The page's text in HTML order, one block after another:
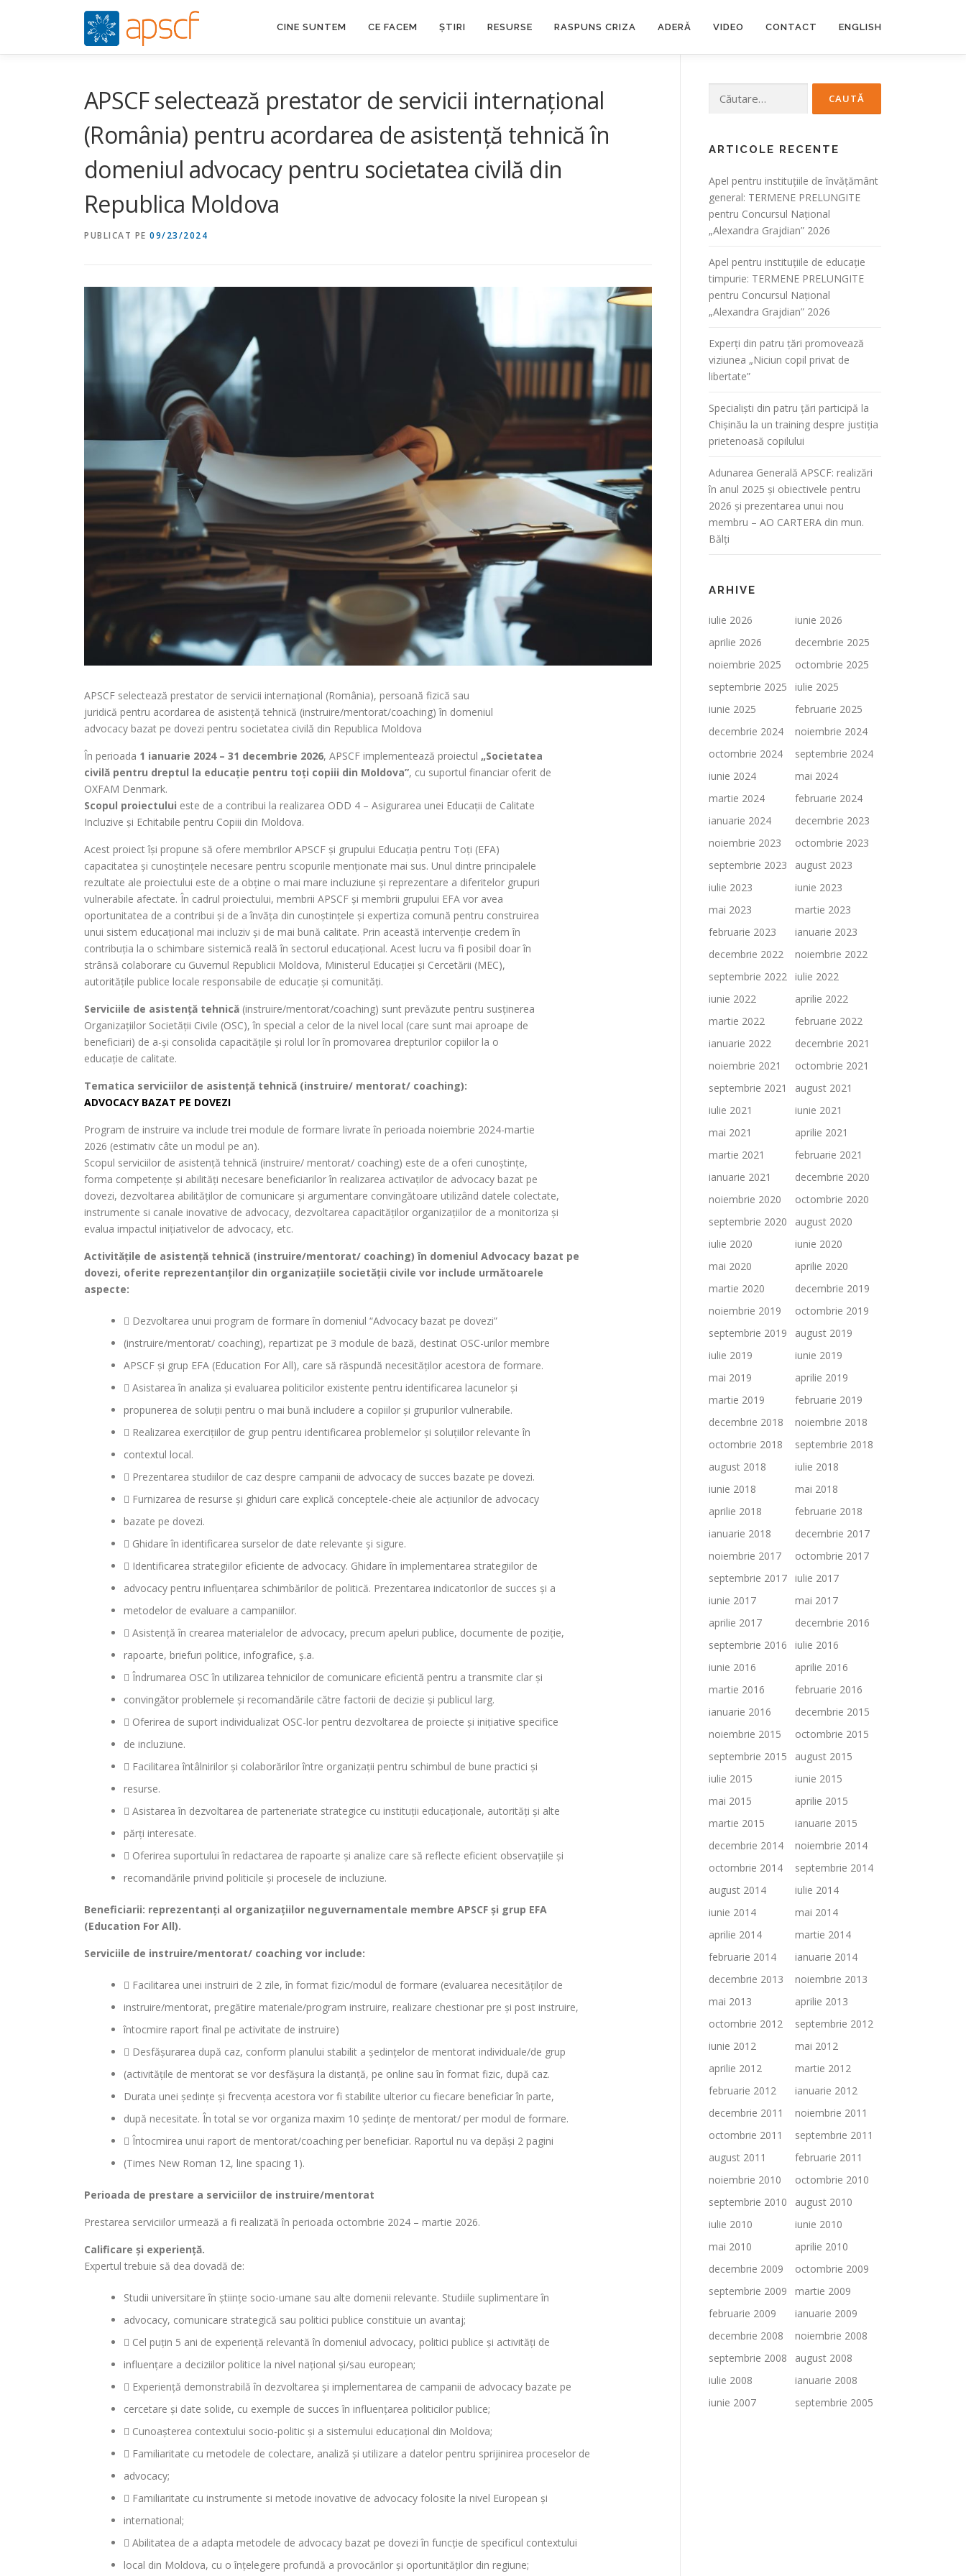
CINE SUNTEM CE FACEM ȘTIRI RESURSE RASPUNS CRIZA ADERĂ VIDEO CONTACT ENGLISH
APSCF selectează prestator de servicii internațional
(România) pentru acordarea de asistență tehnică în
domeniul advocacy pentru societatea civilă din
Republica Moldova
PUBLICAT PE 09/23/2024
APSCF selectează prestator de servicii internațional (România), persoană fizică sau
juridică pentru acordarea de asistență tehnică (instruire/mentorat/coaching) în domeniul
advocacy bazat pe dovezi pentru societatea civilă din Republica Moldova
În perioada 1 ianuarie 2024 – 31 decembrie 2026, APSCF implementează proiectul „Societatea
civilă pentru dreptul la educație pentru toți copiii din Moldova”, cu suportul financiar oferit de
OXFAM Denmark.
Scopul proiectului este de a contribui la realizarea ODD 4 – Asigurarea unei Educații de Calitate
Incluzive și Echitabile pentru Copiii din Moldova.
Acest proiect își propune să ofere membrilor APSCF și grupului Educația pentru Toți (EFA)
capacitatea și cunoștințele necesare pentru scopurile menționate mai sus. Unul dintre principalele
rezultate ale proiectului este de a obține o mai mare incluziune și reprezentare a diferitelor grupuri
vulnerabile afectate. În cadrul proiectului, membrii APSCF și membrii grupului EFA vor avea
oportunitatea de a contribui și de a învăța din cunoștințele și expertiza comună pentru construirea
unui sistem educațional mai incluziv și de mai bună calitate. Prin această intervenție credem în
contribuția la o schimbare sistemică reală în sectorul educațional. Acest lucru va fi posibil doar în
strânsă colaborare cu Guvernul Republicii Moldova, Ministerul Educației și Cercetării (MEC),
autoritățile publice locale responsabile de educație și comunități.
Serviciile de asistență tehnică (instruire/mentorat/coaching) sunt prevăzute pentru susținerea
Organizațiilor Societății Civile (OSC), în special a celor de la nivel local (care sunt mai aproape de
beneficiari) de a-și consolida capacitățile și rolul lor în promovarea drepturilor copiilor la o
educație de calitate.
Tematica serviciilor de asistență tehnică (instruire/ mentorat/ coaching):
ADVOCACY BAZAT PE DOVEZI
Program de instruire va include trei module de formare livrate în perioada noiembrie 2024-martie
2026 (estimativ câte un modul pe an).
Scopul serviciilor de asistență tehnică (instruire/ mentorat/ coaching) este de a oferi cunoștințe,
forma competențe și abilități necesare beneficiarilor în realizarea activaților de advocacy bazat pe
dovezi, dezvoltarea abilităților de comunicare și argumentare convingătoare utilizând datele colectate,
instrumente si canale inovative de advocacy, dezvoltarea capacităților organizațiilor de a monitoriza și
evalua impactul inițiativelor de advocacy, etc.
Activitățile de asistență tehnică (instruire/mentorat/ coaching) în domeniul Advocacy bazat pe
dovezi, oferite reprezentanților din organizațiile societății civile vor include următoarele
aspecte:
 Dezvoltarea unui program de formare în domeniul “Advocacy bazat pe dovezi”
(instruire/mentorat/ coaching), repartizat pe 3 module de bază, destinat OSC-urilor membre
APSCF și grup EFA (Education For All), care să răspundă necesităților acestora de formare.
 Asistarea în analiza și evaluarea politicilor existente pentru identificarea lacunelor și
propunerea de soluții pentru o mai bună includere a copiilor și grupurilor vulnerabile.
 Realizarea exercițiilor de grup pentru identificarea problemelor și soluțiilor relevante în
contextul local.
 Prezentarea studiilor de caz despre campanii de advocacy de succes bazate pe dovezi.
 Furnizarea de resurse și ghiduri care explică conceptele-cheie ale acțiunilor de advocacy
bazate pe dovezi.
 Ghidare în identificarea surselor de date relevante și sigure.
 Identificarea strategiilor eficiente de advocacy. Ghidare în implementarea strategiilor de
advocacy pentru influențarea schimbărilor de politică. Prezentarea indicatorilor de succes și a
metodelor de evaluare a campaniilor.
 Asistență în crearea materialelor de advocacy, precum apeluri publice, documente de poziție,
rapoarte, briefuri politice, infografice, ș.a.
 Îndrumarea OSC în utilizarea tehnicilor de comunicare eficientă pentru a transmite clar și
convingător problemele și recomandările către factorii de decizie și publicul larg.
 Oferirea de suport individualizat OSC-lor pentru dezvoltarea de proiecte și inițiative specifice
de incluziune.
 Facilitarea întâlnirilor și colaborărilor între organizații pentru schimbul de bune practici și
resurse.
 Asistarea în dezvoltarea de parteneriate strategice cu instituții educaționale, autorități și alte
părți interesate.
 Oferirea suportului în redactarea de rapoarte și analize care să reflecte eficient observațiile și
recomandările privind politicile și procesele de incluziune.
Beneficiarii: reprezentanți al organizațiilor neguvernamentale membre APSCF și grup EFA
(Education For All).
Serviciile de instruire/mentorat/ coaching vor include:
 Facilitarea unei instruiri de 2 zile, în format fizic/modul de formare (evaluarea necesităților de
instruire/mentorat, pregătire materiale/program instruire, realizare chestionar pre și post instruire,
întocmire raport final pe activitate de instruire)
 Desfășurarea după caz, conform planului stabilit a ședințelor de mentorat individuale/de grup
(activitățile de mentorat se vor desfășura la distanță, pe online sau în format fizic, după caz.
Durata unei ședințe și frecvența acestora vor fi stabilite ulterior cu fiecare beneficiar în parte,
după necesitate. În total se vor organiza maxim 10 ședințe de mentorat/ per modul de formare.
 Întocmirea unui raport de mentorat/coaching per beneficiar. Raportul nu va depăși 2 pagini
(Times New Roman 12, line spacing 1).
Perioada de prestare a serviciilor de instruire/mentorat
Prestarea serviciilor urmează a fi realizată în perioada octombrie 2024 – martie 2026.
Calificare și experiență.
Expertul trebuie să dea dovadă de:
Studii universitare în științe socio-umane sau alte domenii relevante. Studiile suplimentare în
advocacy, comunicare strategică sau politici publice constituie un avantaj;
 Cel puțin 5 ani de experiență relevantă în domeniul advocacy, politici publice și activități de
influențare a deciziilor politice la nivel național și/sau european;
 Experiență demonstrabilă în dezvoltarea și implementarea de campanii de advocacy bazate pe
cercetare și date solide, cu exemple de succes în influențarea politicilor publice;
 Cunoașterea contextului socio-politic și a sistemului educațional din Moldova;
 Familiaritate cu metodele de colectare, analiză și utilizare a datelor pentru sprijinirea proceselor de
advocacy;
 Familiaritate cu instrumente si metode inovative de advocacy folosite la nivel European și
international;
 Abilitatea de a adapta metodele de advocacy bazat pe dovezi în funcție de specificul contextului
local din Moldova, cu o înțelegere profundă a provocărilor și oportunităților din regiune;
după:
ARTICOLE RECENTE
Apel pentru instituțiile de învățământ
general: TERMENE PRELUNGITE
pentru Concursul Național
„Alexandra Grajdian” 2026
Apel pentru instituțiile de educație
timpurie: TERMENE PRELUNGITE
pentru Concursul Național
„Alexandra Grajdian” 2026
Experți din patru țări promovează
viziunea „Niciun copil privat de
libertate”
Specialiști din patru țări participă la
Chișinău la un training despre justiția
prietenoasă copilului
Adunarea Generală APSCF: realizări
în anul 2025 și obiectivele pentru
2026 și prezentarea unui nou
membru – AO CARTERA din mun.
Bălți
ARHIVE
iulie 2026
iunie 2026
aprilie 2026
decembrie 2025
noiembrie 2025
octombrie 2025
septembrie 2025
iulie 2025
iunie 2025
februarie 2025
decembrie 2024
noiembrie 2024
octombrie 2024
septembrie 2024
iunie 2024
mai 2024
martie 2024
februarie 2024
ianuarie 2024
decembrie 2023
noiembrie 2023
octombrie 2023
septembrie 2023
august 2023
iulie 2023
iunie 2023
mai 2023
martie 2023
februarie 2023
ianuarie 2023
decembrie 2022
noiembrie 2022
septembrie 2022 iulie 2022
iunie 2022
aprilie 2022
martie 2022
februarie 2022
ianuarie 2022
decembrie 2021
noiembrie 2021
octombrie 2021
septembrie 2021
august 2021
iulie 2021
iunie 2021
mai 2021
aprilie 2021
martie 2021
februarie 2021
ianuarie 2021
decembrie 2020
noiembrie 2020
octombrie 2020
septembrie 2020
august 2020
iulie 2020
iunie 2020
mai 2020
aprilie 2020
martie 2020
decembrie 2019
noiembrie 2019
octombrie 2019
septembrie 2019
august 2019
iulie 2019
iunie 2019
mai 2019
aprilie 2019
martie 2019
februarie 2019
decembrie 2018
noiembrie 2018
octombrie 2018
septembrie 2018
august 2018
iulie 2018
iunie 2018
mai 2018
aprilie 2018
februarie 2018
ianuarie 2018
decembrie 2017
noiembrie 2017
octombrie 2017
septembrie 2017 iulie 2017
iunie 2017
mai 2017
aprilie 2017
decembrie 2016
septembrie 2016
iulie 2016
iunie 2016
aprilie 2016
martie 2016
februarie 2016
ianuarie 2016
decembrie 2015
noiembrie 2015
octombrie 2015
septembrie 2015
august 2015
iulie 2015
iunie 2015
mai 2015
aprilie 2015
martie 2015
ianuarie 2015
decembrie 2014
noiembrie 2014
octombrie 2014
septembrie 2014
august 2014
iulie 2014
iunie 2014
mai 2014
aprilie 2014
martie 2014
februarie 2014
ianuarie 2014
decembrie 2013
noiembrie 2013
mai 2013
aprilie 2013
octombrie 2012
septembrie 2012
iunie 2012
mai 2012
aprilie 2012
martie 2012
februarie 2012
ianuarie 2012
decembrie 2011
noiembrie 2011
octombrie 2011
septembrie 2011
august 2011
februarie 2011
noiembrie 2010
octombrie 2010
septembrie 2010
august 2010
iulie 2010
iunie 2010
mai 2010
aprilie 2010
decembrie 2009
octombrie 2009
septembrie 2009
martie 2009
februarie 2009
ianuarie 2009
decembrie 2008
noiembrie 2008
septembrie 2008
august 2008
iulie 2008
ianuarie 2008
iunie 2007
septembrie 2005